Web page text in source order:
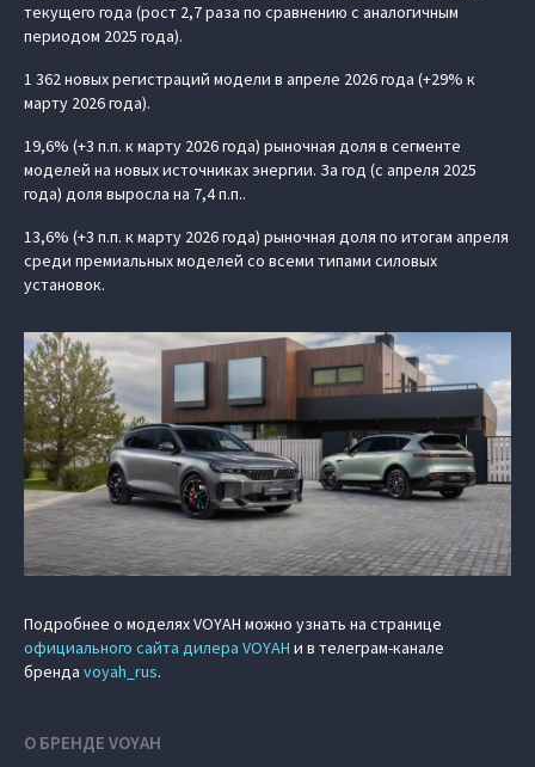
текущего года (рост 2,7 раза по сравнению с аналогичным
периодом 2025 года).
1 362 новых регистраций модели в апреле 2026 года (+29% к
марту 2026 года).
19,6% (+3 п.п. к марту 2026 года) рыночная доля в сегменте
моделей на новых источниках энергии. За год (с апреля 2025
года) доля выросла на 7,4 п.п..
13,6% (+3 п.п. к марту 2026 года) рыночная доля по итогам апреля
среди премиальных моделей со всеми типами силовых
установок.
Подробнее о моделях VOYAH можно узнать на странице
официального сайта дилера VOYAH и в телеграм-канале
бренда voyah_rus.
О БРЕНДЕ VOYAH